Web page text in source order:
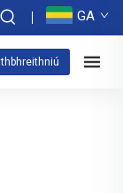
GA